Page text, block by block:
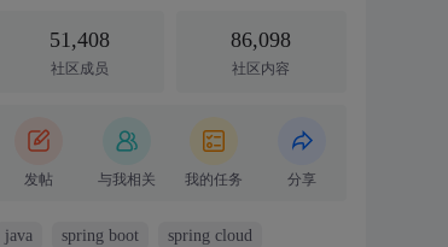
51,408
社区成员
86,098
社区内容
发帖 与我相关 我的任务 分享
java spring boot spring cloud